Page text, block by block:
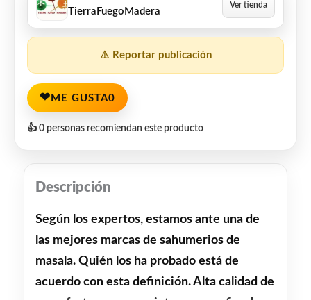
TierraFuegoMadera
⚠️ Reportar publicación
❤ ME GUSTA0
👍 0 personas recomiendan este producto
Descripción
Según los expertos, estamos ante una de
las mejores marcas de sahumerios de
masala. Quién los ha probado está de
acuerdo con esta definición. Alta calidad de